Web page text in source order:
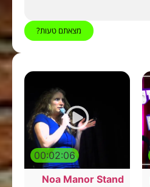
מצאתם טעות?
00:02:06
Noa Manor Stand